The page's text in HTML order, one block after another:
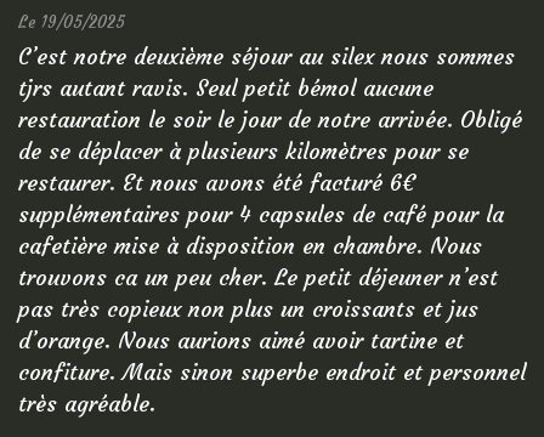
Le 19/05/2025
C’est notre deuxième séjour au silex nous sommes
tjrs autant ravis. Seul petit bémol aucune
restauration le soir le jour de notre arrivée. Obligé
de se déplacer à plusieurs kilomètres pour se
restaurer. Et nous avons été facturé 6€
supplémentaires pour 4 capsules de café pour la
cafetière mise à disposition en chambre. Nous
trouvons ca un peu cher. Le petit déjeuner n’est
pas très copieux non plus un croissants et jus
d’orange. Nous aurions aimé avoir tartine et
confiture. Mais sinon superbe endroit et personnel
très agréable.